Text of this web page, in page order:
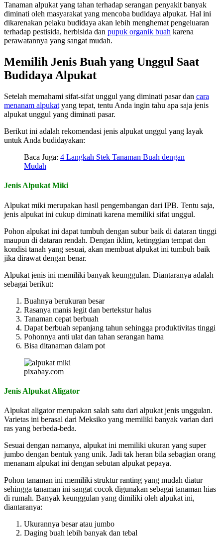
Tanaman alpukat yang tahan terhadap serangan penyakit banyak
diminati oleh masyarakat yang mencoba budidaya alpukat. Hal ini
dikarenakan pelaku budidaya akan lebih menghemat pengeluaran
terhadap pestisida, herbisida dan pupuk organik buah karena
perawatannya yang sangat mudah.
Memilih Jenis Buah yang Unggul Saat
Budidaya Alpukat
Setelah memahami sifat-sifat unggul yang diminati pasar dan cara
menanam alpukat yang tepat, tentu Anda ingin tahu apa saja jenis
alpukat unggul yang diminati pasar.
Berikut ini adalah rekomendasi jenis alpukat unggul yang layak
untuk Anda budidayakan:
Baca Juga: 4 Langkah Stek Tanaman Buah dengan
Mudah
Jenis Alpukat Miki
Alpukat miki merupakan hasil pengembangan dari IPB. Tentu saja,
jenis alpukat ini cukup diminati karena memiliki sifat unggul.
Pohon alpukat ini dapat tumbuh dengan subur baik di dataran tinggi
maupun di dataran rendah. Dengan iklim, ketinggian tempat dan
kondisi tanah yang sesuai, akan membuat alpukat ini tumbuh baik
jika dirawat dengan benar.
Alpukat jenis ini memiliki banyak keunggulan. Diantaranya adalah
sebagai berikut:
Buahnya berukuran besar
Rasanya manis legit dan bertekstur halus
Tanaman cepat berbuah
Dapat berbuah sepanjang tahun sehingga produktivitas tinggi
Pohonnya anti ulat dan tahan serangan hama
Bisa ditanaman dalam pot
pixabay.com
Jenis Alpukat Aligator
Alpukat aligator merupakan salah satu dari alpukat jenis unggulan.
Varietas ini berasal dari Meksiko yang memiliki banyak varian dari
ras yang berbeda-beda.
Sesuai dengan namanya, alpukat ini memiliki ukuran yang super
jumbo dengan bentuk yang unik. Jadi tak heran bila sebagian orang
menanam alpukat ini dengan sebutan alpukat pepaya.
Pohon tanaman ini memiliki struktur ranting yang mudah diatur
sehingga tanaman ini sangat cocok digunakan sebagai tanaman hias
di rumah. Banyak keunggulan yang dimiliki oleh alpukat ini,
diantaranya:
Ukurannya besar atau jumbo
Daging buah lebih banyak dan tebal